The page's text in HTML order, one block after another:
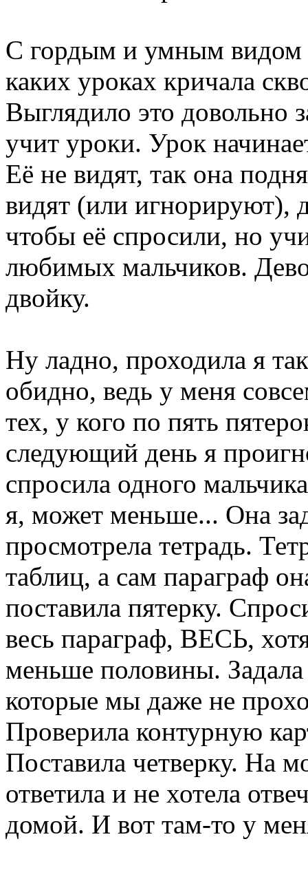
С гордым и умным видом
каких уроках кричала
Выглядило это довольно
учит уроки. Урок
Её не видят, так она
видят (или игнорируют),
чтобы её спросили, но
любимых мальчиков.
двойку.
Ну ладно, проходила я
обидно, ведь у меня
тех, у кого по пять
следующий день я
спросила одного
я, может меньше... Она
просмотрела тетрадь.
таблиц, а сам параграф
поставила пятерку.
весь параграф, ВЕСЬ,
меньше половины.
которые мы даже не
Проверила контурную
Поставила четверку. На
ответила и не хотела
домой. И вот там-то у